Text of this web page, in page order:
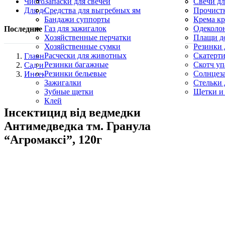
Палочки для шашлыка
Маникюрные кусачки
Пилочки
Лампадки
Свечи хозяйственные парафиновые
Свечи
Средства для выгребных ям
Пятновыводители
Карандаш для утюга
Уборочный инвентарь, щетки и скребки
Синька
Скребки
Для дома
Бандажи суппорты
Газ для зажигалок
Хозяйственные перчатки
Хозяйственные сумки
Расчески для животных
Резинки багажные
Резинки бельевые
Зажигалки
Зубные щетки
Клей
Крема
Плащи
Резинки
Скатерти
Скотч
Стельки
Щетки и
Последние пересмотренные продукты
Главная
Сад и огород
Инсектициды
Минимальный заказ —
Інсектицид від ведмедки
Антимедведка тм. Гранула
“Агромаксі”, 120г